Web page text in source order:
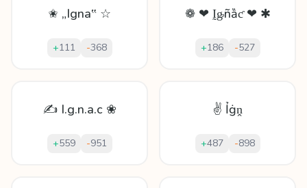
✬ „Igna‟ ☆
+111 -368
❁ ❤ Ḭᶃñȁƈ ❤ ✱
+186 -527
✍ I.g.n.a.c ❀
+559 -951
✌ Ỉġṋ
+487 -898